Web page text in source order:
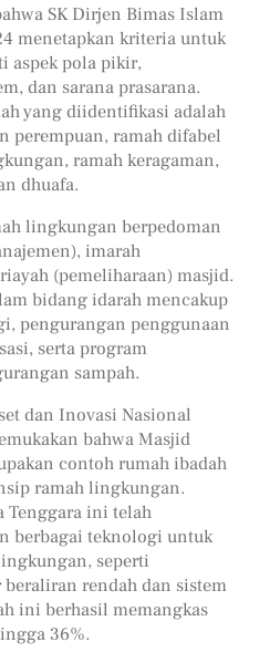
SK Dirjen Bimas Islam
menetapkan kriteria untuk
aspek pola pikir,
dan sarana prasarana.
yang diidentifikasi adalah
perempuan, ramah difabel
ramah keragaman,
dhuafa.
lingkungan berpedoman
imarah
(pemeliharaan) masjid.
bidang idarah mencakup
pengurangan penggunaan
serta program
sampah.
dan Inovasi Nasional
bahwa Masjid
contoh rumah ibadah
ramah lingkungan.
Tenggara ini telah
berbagai teknologi untuk
seperti
rendah dan sistem
ini berhasil memangkas
36%.